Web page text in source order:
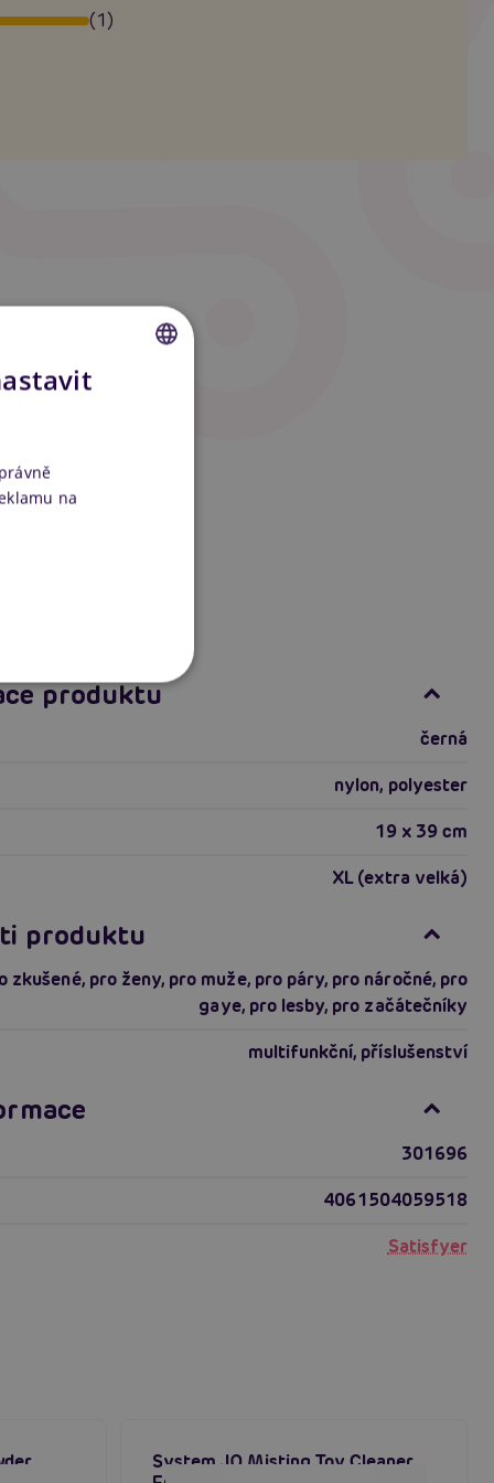
(1)
produktu
černá
nylon, polyester
19 x 39 cm
XL (extra velká)
produktu
zkušené, pro ženy, pro muže, pro páry, pro náročné, pro
gaye, pro lesby, pro začátečníky
multifunkční, příslušenství
301696
4061504059518
Satisfyer
System JO Misting Toy Cleaner
na